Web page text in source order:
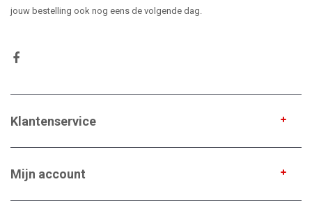
jouw bestelling ook nog eens de volgende dag.
Klantenservice
Mijn account